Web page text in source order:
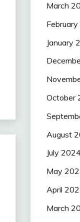
March
January
October
August
July 2024
May
April
March